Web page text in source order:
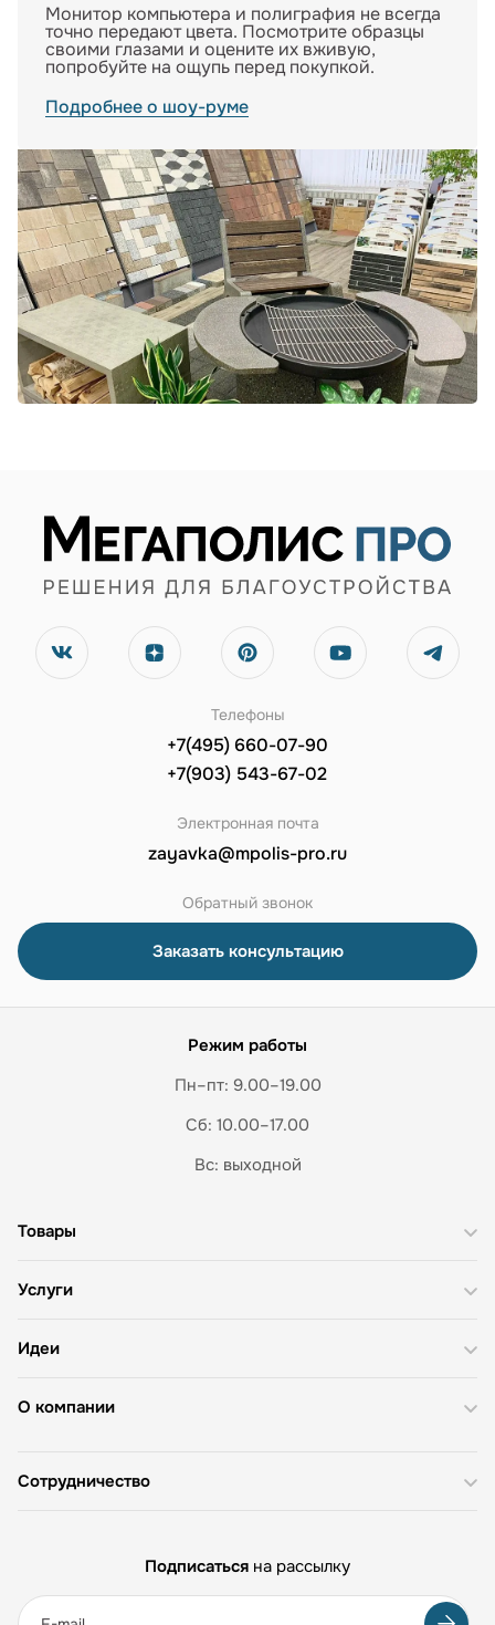
Монитор компьютера и полиграфия не всегда
точно передают цвета. Посмотрите образцы
своими глазами и оцените их вживую,
попробуйте на ощупь перед покупкой.
Подробнее о шоу-руме
Телефоны
+7(495) 660-07-90
+7(903) 543-67-02
Электронная почта
zayavka@mpolis-pro.ru
Обратный звонок
Заказать консультацию
Режим работы
Пн–пт: 9.00–19.00
Сб: 10.00–17.00
Вс: выходной
О компании
Товары
Услуги
Идеи
Сотрудничество
Подписаться на рассылку